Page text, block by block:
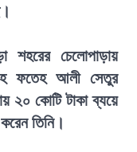
শহরের চেলোপাড়ায়
ফতেহ আলী সেতুর
২০ কোটি টাকা ব্যয়ে
তিনি।